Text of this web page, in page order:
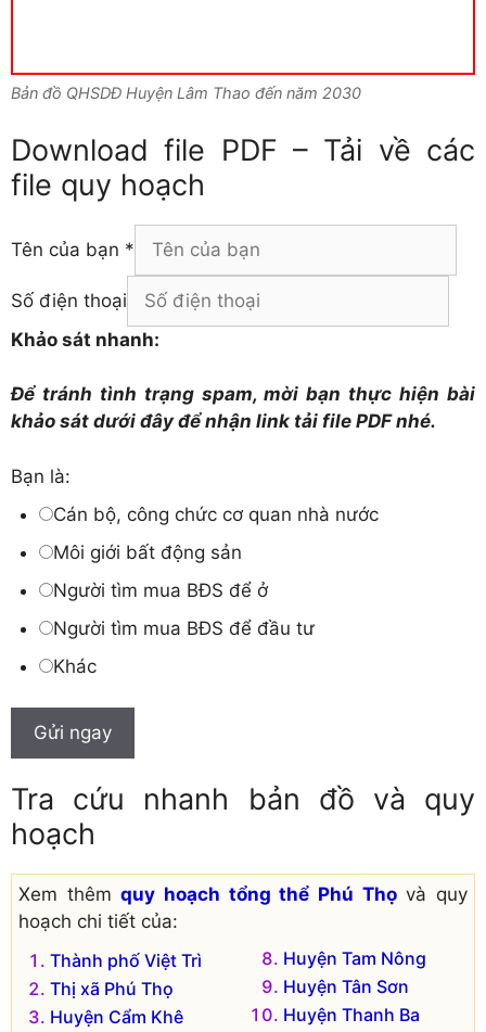
Bản đồ QHSDĐ Huyện Lâm Thao đến năm 2030
Download file PDF – Tải về các
file quy hoạch
Tên của bạn *
Số điện thoại
Khảo sát nhanh:
Để tránh tình trạng spam, mời bạn thực hiện bài
khảo sát dưới đây để nhận link tải file PDF nhé.
Bạn là:
Cán bộ, công chức cơ quan nhà nước
Môi giới bất động sản
Người tìm mua BĐS để ở
Người tìm mua BĐS để đầu tư
Khác
Gửi ngay
Tra cứu nhanh bản đồ và quy
hoạch
Xem thêmquy hoạch tổng thể Phú Thọvà quy
hoạch chi tiết của:
Thành phố Việt Trì
Thị xã Phú Thọ
Huyện Cẩm Khê
Huyện Tam Nông
Huyện Tân Sơn
Huyện Thanh Ba